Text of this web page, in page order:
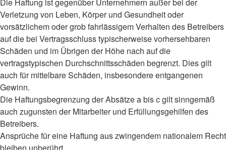
Verletzung von Leben, Körper und Gesundheit oder
vorsätzlichem oder grob fahrlässigem Verhalten des Betreibers
auf die bei Vertragsschluss typischerweise vorhersehbaren
Schäden und im Übrigen der Höhe nach auf die
vertragstypischen Durchschnittsschäden begrenzt. Dies gilt
auch für mittelbare Schäden, insbesondere entgangenen
Gewinn.
Die Haftungsbegrenzung der Absätze a bis c gilt sinngemäß
auch zugunsten der Mitarbeiter und Erfüllungsgehilfen des
Betreibers.
Ansprüche für eine Haftung aus zwingendem nationalem Recht